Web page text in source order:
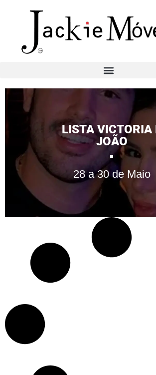
LISTA VICTORIA
JOÃO
28 a 30 de Maio